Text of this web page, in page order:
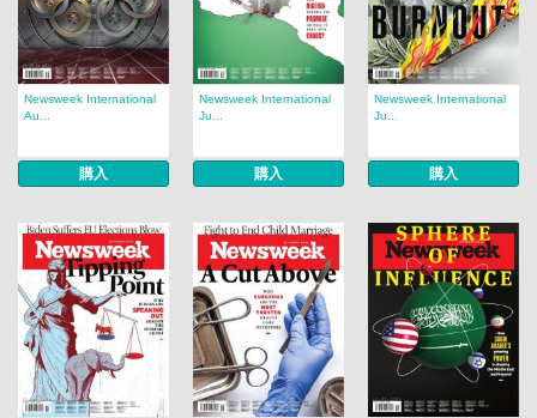
Newsweek International
Au...
購入
Newsweek International
Ju...
購入
Newsweek International
Ju...
購入